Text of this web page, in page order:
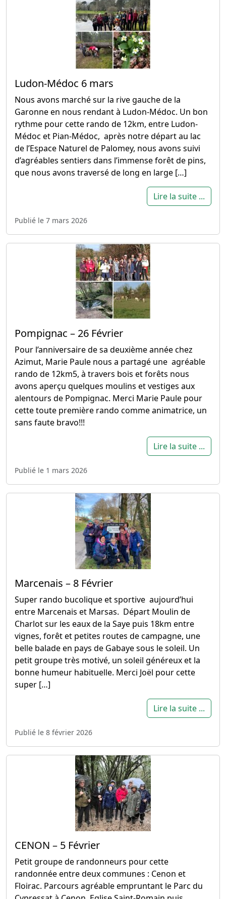
Ludon-Médoc 6 mars
Nous avons marché sur la rive gauche de la
Garonne en nous rendant à Ludon-Médoc. Un bon
rythme pour cette rando de 12km, entre Ludon-
Médoc et Pian-Médoc, après notre départ au lac
de l’Espace Naturel de Palomey, nous avons suivi
d’agréables sentiers dans l’immense forêt de pins,
que nous avons traversé de long en large […]
Lire la suite ...
Publié le 7 mars 2026
Pompignac – 26 Février
Pour l’anniversaire de sa deuxième année chez
Azimut, Marie Paule nous a partagé une agréable
rando de 12km5, à travers bois et forêts nous
avons aperçu quelques moulins et vestiges aux
alentours de Pompignac. Merci Marie Paule pour
cette toute première rando comme animatrice, un
sans faute bravo!!!
Lire la suite ...
Publié le 1 mars 2026
Marcenais – 8 Février
Super rando bucolique et sportive aujourd’hui
entre Marcenais et Marsas. Départ Moulin de
Charlot sur les eaux de la Saye puis 18km entre
vignes, forêt et petites routes de campagne, une
belle balade en pays de Gabaye sous le soleil. Un
petit groupe très motivé, un soleil généreux et la
bonne humeur habituelle. Merci Joël pour cette
super […]
Lire la suite ...
Publié le 8 février 2026
CENON – 5 Février
Petit groupe de randonneurs pour cette
randonnée entre deux communes : Cenon et
Floirac. Parcours agréable empruntant le Parc du